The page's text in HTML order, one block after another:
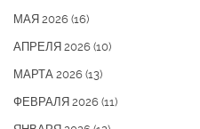
МАЯ 2026 (16)
АПРЕЛЯ 2026 (10)
МАРТА 2026 (13)
ФЕВРАЛЯ 2026 (11)